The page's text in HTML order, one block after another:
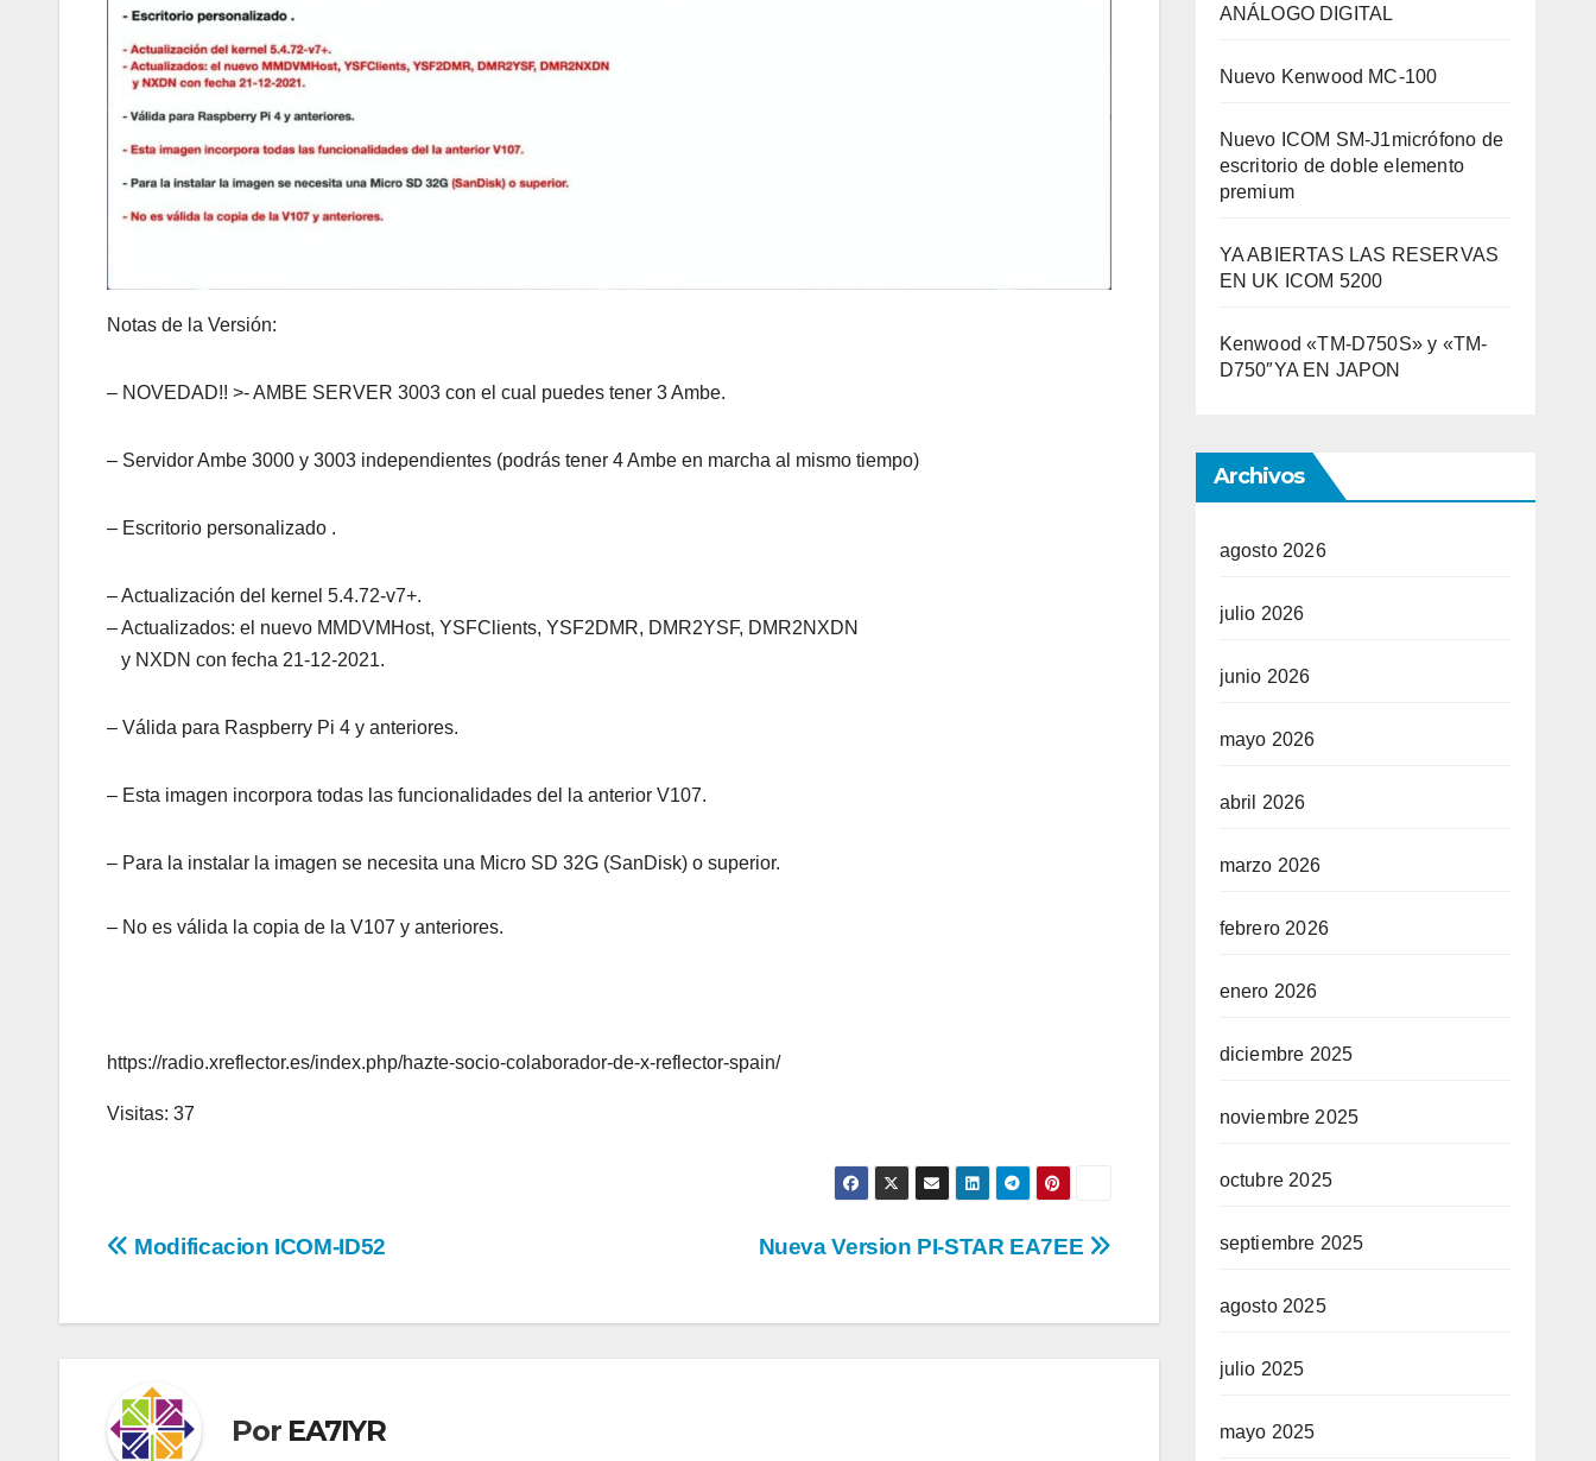
Notas de la Versión:
– NOVEDAD!! >- AMBE SERVER 3003 con el cual puedes tener 3 Ambe.
– Servidor Ambe 3000 y 3003 independientes (podrás tener 4 Ambe en marcha al mismo tiempo)
– Escritorio personalizado .
– Actualización del kernel 5.4.72-v7+.
– Actualizados: el nuevo MMDVMHost, YSFClients, YSF2DMR, DMR2YSF, DMR2NXDN
y NXDN con fecha 21-12-2021.
– Válida para Raspberry Pi 4 y anteriores.
– Esta imagen incorpora todas las funcionalidades del la anterior V107.
– Para la instalar la imagen se necesita una Micro SD 32G (SanDisk) o superior.
– No es válida la copia de la V107 y anteriores.
https://radio.xreflector.es/index.php/hazte-socio-colaborador-de-x-reflector-spain/
Visitas: 37
Navegación
Nueva Version PI-STAR EA7EE
Modificacion ICOM-ID52
Por EA7IYR
ANÁLOGO DIGITAL
Nuevo Kenwood MC-100
Nuevo ICOM SM-J1micrófono de
escritorio de doble elemento
premium
YA ABIERTAS LAS RESERVAS
EN UK ICOM 5200
Kenwood «TM-D750S» y «TM-
D750″YA EN JAPON
Archivos
agosto 2026
julio 2026
junio 2026
mayo 2026
abril 2026
marzo 2026
febrero 2026
enero 2026
diciembre 2025
noviembre 2025
octubre 2025
septiembre 2025
agosto 2025
julio 2025
mayo 2025